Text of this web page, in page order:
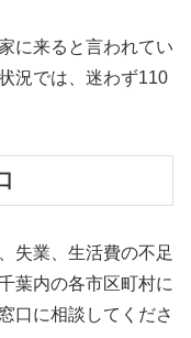
に来ると言われてい
況では、迷わず110
失業、生活費の不足
葉内の各市区町村に
口に相談してくださ